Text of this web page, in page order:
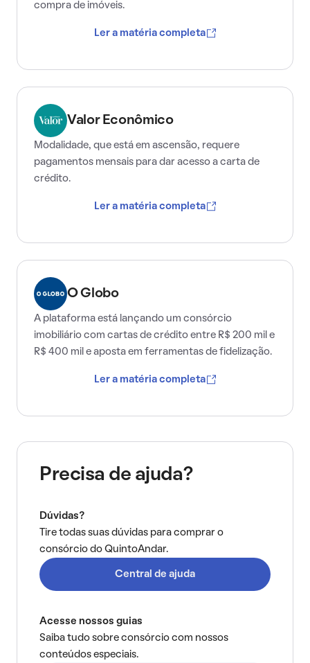
compra de imóveis.
Ler a matéria completa
Valor Econômico
Modalidade, que está em ascensão, requere
pagamentos mensais para dar acesso a carta de
crédito.
Ler a matéria completa
O Globo
A plataforma está lançando um consórcio
imobiliário com cartas de crédito entre R$ 200 mil e
R$ 400 mil e aposta em ferramentas de fidelização.
Ler a matéria completa
Precisa de ajuda?
Dúvidas?
Tire todas suas dúvidas para comprar o
consórcio do QuintoAndar.
Central de ajuda
Acesse nossos guias
Saiba tudo sobre consórcio com nossos
conteúdos especiais.